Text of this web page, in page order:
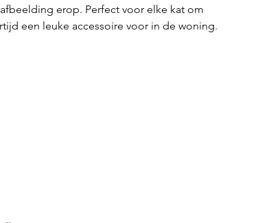
erop. Perfect voor elke kat om
een leuke accessoire voor in de woning.